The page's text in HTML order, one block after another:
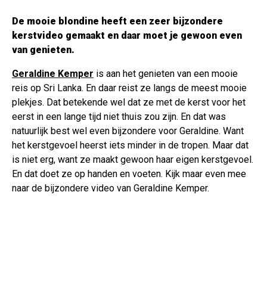
De mooie blondine heeft een zeer bijzondere
kerstvideo gemaakt en daar moet je gewoon even
van genieten.
Geraldine Kemper is aan het genieten van een mooie
reis op Sri Lanka. En daar reist ze langs de meest mooie
plekjes. Dat betekende wel dat ze met de kerst voor het
eerst in een lange tijd niet thuis zou zijn. En dat was
natuurlijk best wel even bijzondere voor Geraldine. Want
het kerstgevoel heerst iets minder in de tropen. Maar dat
is niet erg, want ze maakt gewoon haar eigen kerstgevoel.
En dat doet ze op handen en voeten. Kijk maar even mee
naar de bijzondere video van Geraldine Kemper.